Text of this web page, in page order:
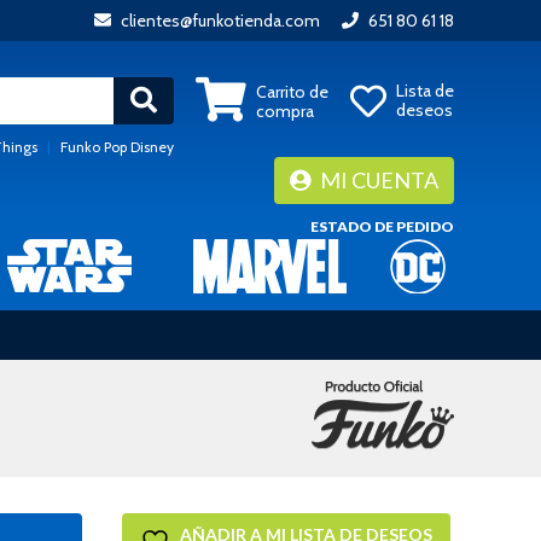
clientes@funkotienda.com 651 80 61 18
| Funko Pop Disney
Carrito de
compra
Lista de
deseos
MI CUENTA
ESTADO DE PEDIDO
AÑADIR A MI LISTA DE DESEOS